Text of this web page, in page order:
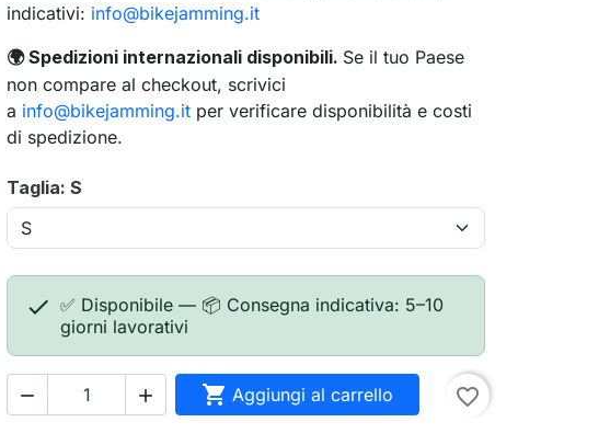
indicativi: info@bikejamming.it
🌍Spedizioni internazionali disponibili. Se il tuo Paese
non compare al checkout, scrivici
a info@bikejamming.it per verificare disponibilità e costi
di spedizione.
Taglia: S
 ✅ Disponibile — 📦 Consegna indicativa: 5–10
giorni lavorativi
   Aggiungi al carrello favorite_border